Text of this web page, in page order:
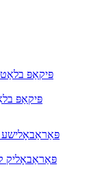
פּאַראַבאָליק